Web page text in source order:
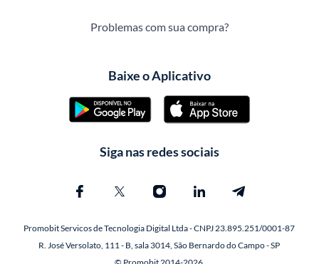
Problemas com sua compra?
Baixe o Aplicativo
Siga nas redes sociais
Promobit Servicos de Tecnologia Digital Ltda - CNPJ 23.895.251/0001-87
R. José Versolato, 111 - B, sala 3014, São Bernardo do Campo - SP